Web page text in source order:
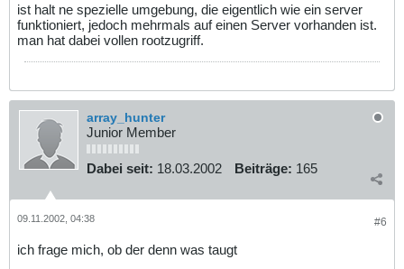
ist halt ne spezielle umgebung, die eigentlich wie ein server
funktioniert, jedoch mehrmals auf einen Server vorhanden ist.
man hat dabei vollen rootzugriff.
array_hunter
Junior Member
Dabei seit: 18.03.2002 Beiträge: 165
#6
09.11.2002, 04:38
ich frage mich, ob der denn was taugt